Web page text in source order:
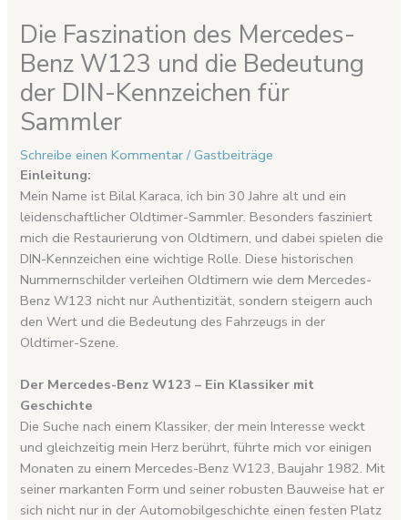
Die Faszination des Mercedes-
Benz W123 und die Bedeutung
der DIN-Kennzeichen für
Sammler
Schreibe einen Kommentar / Gastbeiträge
Einleitung:
Mein Name ist Bilal Karaca, ich bin 30 Jahre alt und ein
leidenschaftlicher Oldtimer-Sammler. Besonders fasziniert
mich die Restaurierung von Oldtimern, und dabei spielen die
DIN-Kennzeichen eine wichtige Rolle. Diese historischen
Nummernschilder verleihen Oldtimern wie dem Mercedes-
Benz W123 nicht nur Authentizität, sondern steigern auch
den Wert und die Bedeutung des Fahrzeugs in der
Oldtimer-Szene.
Der Mercedes-Benz W123 – Ein Klassiker mit
Geschichte
Die Suche nach einem Klassiker, der mein Interesse weckt
und gleichzeitig mein Herz berührt, führte mich vor einigen
Monaten zu einem Mercedes-Benz W123, Baujahr 1982. Mit
seiner markanten Form und seiner robusten Bauweise hat er
sich nicht nur in der Automobilgeschichte einen festen Platz